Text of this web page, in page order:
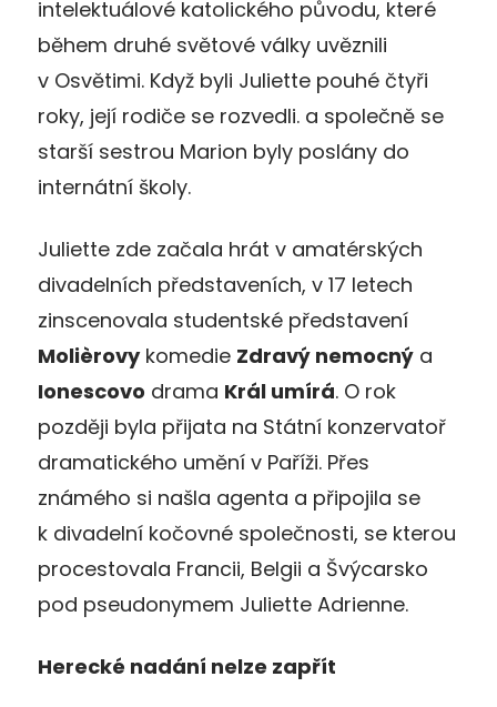
intelektuálové katolického původu, které
během druhé světové války uvěznili
v Osvětimi. Když byli Juliette pouhé čtyři
roky, její rodiče se rozvedli. a společně se
starší sestrou Marion byly poslány do
internátní školy.
Juliette zde začala hrát v amatérských
divadelních představeních, v 17 letech
zinscenovala studentské představení
Molièrovykomedie Zdravý nemocný a
Ionescovo drama Král umírá. O rok
později byla přijata na Státní konzervatoř
dramatického umění v Paříži. Přes
známého si našla agenta a připojila se
k divadelní kočovné společnosti, se kterou
procestovala Francii, Belgii a Švýcarsko
pod pseudonymem Juliette Adrienne.
Herecké nadání nelze zapřít